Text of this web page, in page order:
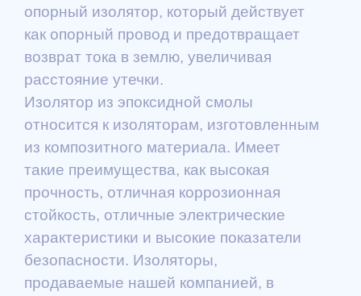
опорный изолятор, который действует
как опорный провод и предотвращает
возврат тока в землю, увеличивая
расстояние утечки.
Изолятор из эпоксидной смолы
относится к изоляторам, изготовленным
из композитного материала. Имеет
такие преимущества, как высокая
прочность, отличная коррозионная
стойкость, отличные электрические
характеристики и высокие показатели
безопасности. Изоляторы,
продаваемые нашей компанией, в